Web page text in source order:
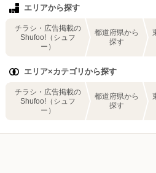
エリアから探す
チラシ・広告掲載の
Shufoo!（シュフ
ー）
都道府県から
探す
エリア×カテゴリから探す
チラシ・広告掲載の
Shufoo!（シュフ
ー）
都道府県から
探す